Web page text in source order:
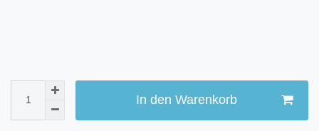
In den Warenkorb